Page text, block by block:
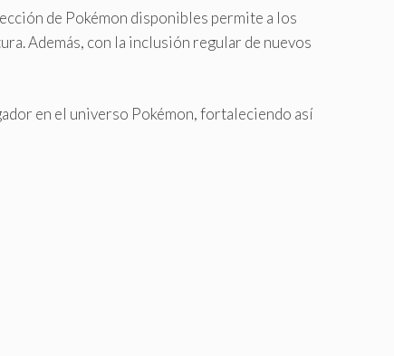
de Pokémon disponibles permite a los
Además, con la inclusión regular de nuevos
en el universo Pokémon, fortaleciendo así